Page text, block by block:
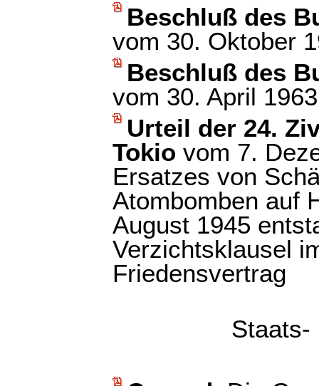
Beschluß des
vom 30. Oktober
Beschluß des
vom 30. April 1963
Urteil der 24.
Tokio vom 7.
Ersatzes von
Atombomben auf
August 1945
Verzichtsklausel
Friedensvertrag
Staats-